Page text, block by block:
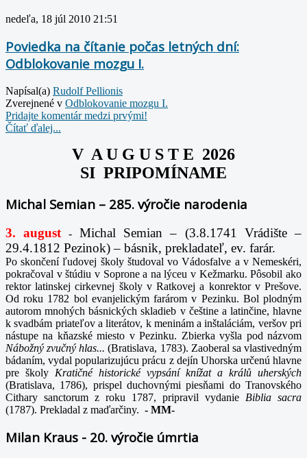
nedeľa, 18 júl 2010 21:51
Poviedka na čítanie počas letných dní:
Odblokovanie mozgu I.
Napísal(a) Rudolf Pellionis
Zverejnené v Odblokovanie mozgu I.
Pridajte komentár medzi prvými!
Čítať ďalej...
V A U G U S T E 2026
SI PRIPOMÍNAME
Michal Semian – 285. výročie narodenia
3. august -Michal Semian – (3.8.1741 Vrádište –
29.4.1812 Pezinok) – básnik, prekladateľ, ev. farár.
Po skončení ľudovej školy študoval vo Vádosfalve a v Nemeskéri,
pokračoval v štúdiu v Soprone a na lýceu v Kežmarku. Pôsobil ako
rektor latinskej cirkevnej školy v Ratkovej a konrektor v Prešove.
Od roku 1782 bol evanjelickým farárom v Pezinku. Bol plodným
autorom mnohých básnických skladieb v češtine a latinčine, hlavne
k svadbám priateľov a literátov, k meninám a inštaláciám, veršov pri
nástupe na kňazské miesto v Pezinku. Zbierka vyšla pod názvom
Nábožný zvučný hlas...(Bratislava, 1783). Zaoberal sa vlastivedným
bádaním, vydal popularizujúcu prácu z dejín Uhorska určenú hlavne
pre školy Kratičné historické vypsání knížat a králů uherských
(Bratislava, 1786), prispel duchovnými piesňami do Tranovského
Cithary sanctorum z roku 1787, pripravil vydanie Biblia sacra
(1787). Prekladal z maďarčiny. - MM-
Milan Kraus - 20. výročie úmrtia